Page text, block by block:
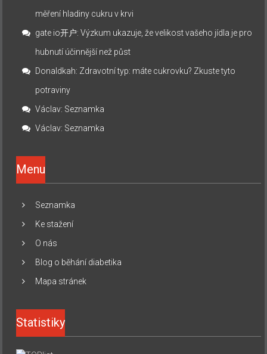
měření hladiny cukru v krvi
gate io开户:Výzkum ukazuje, že velikost vašeho jídla je pro
hubnutí účinnější než půst
Donaldkah: Zdravotní typ: máte cukrovku? Zkuste tyto
potraviny
Václav: Seznamka
Václav: Seznamka
Menu
Seznamka
Ke stažení
O nás
Blog o běhání diabetika
Mapa stránek
Statistiky